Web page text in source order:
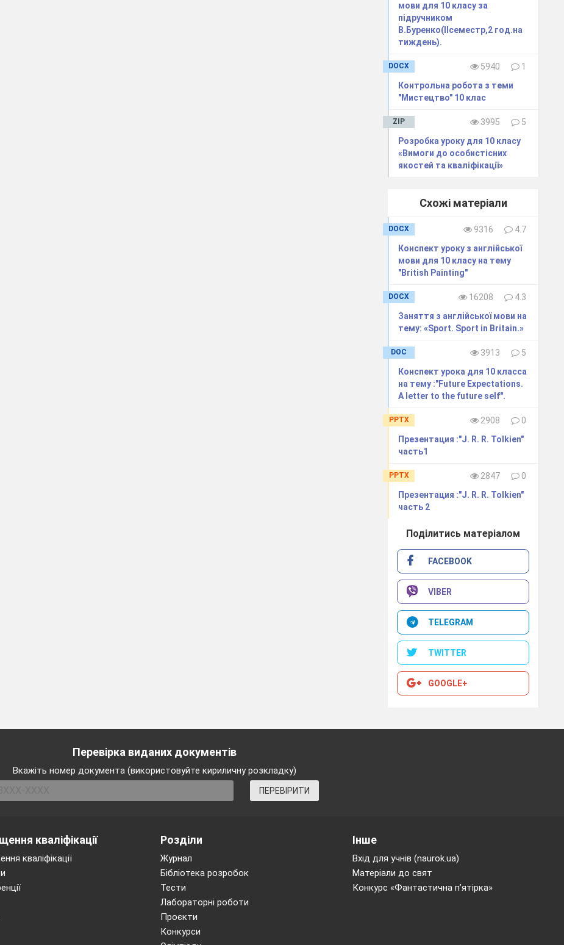
мови для 10 класу за
підручником
В.Буренко(ІІсеместр,2 год.на
тиждень).
DOCX 5940
1
Контрольна робота з теми
"Мистецтво" 10 клас
ZIP 3995
5
Розробка уроку для 10 класу
«Вимоги до особистісних
якостей та кваліфікації»
Схожі матеріали
DOCX 9316
4.7
Конспект уроку з англійської
мови для 10 класу на тему
"British Painting"
DOCX 16208
4.3
Заняття з англійської мови на
тему: «Sport. Sport in Britain.»
DOC 3913
5
Конспект урока для 10 класса
на тему :"Future Expectations.
A letter to the future self".
PPTX 2908
0
Презентация :"J. R. R. Tolkien"
часть1
PPTX 2847
0
Презентация :"J. R. R. Tolkien"
часть 2
Поділитись матеріалом
FACEBOOK
VIBER
TELEGRAM
TWITTER
GOOGLE+
Перевірка виданих документів
Вкажіть номер документа (використовуйте кириличну розкладку)
ПЕРЕВІРИТИ
кваліфікації
кваліфікації
Розділи
Журнал
Бібліотека розробок
Тести
Лабораторні роботи
Проєкти
Конкурси
Інше
Вхід для учнів (naurok.ua)
Матеріали до свят
Конкурс «Фантастична п’ятірка»